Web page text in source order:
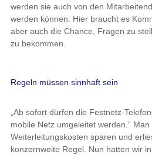
werden sie auch von den
werden können. Hier braucht es
aber auch die Chance, Fragen zu
zu bekommen.
Regeln müssen sinnhaft sein
„Ab sofort dürfen die Festnetz-
mobile Netz umgeleitet werden.“ Man
Weiterleitungskosten sparen und
konzernweite Regel. Nun hatten wir